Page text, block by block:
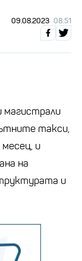
09.08.2023 08:51
магистрали
такси,
и
на
и